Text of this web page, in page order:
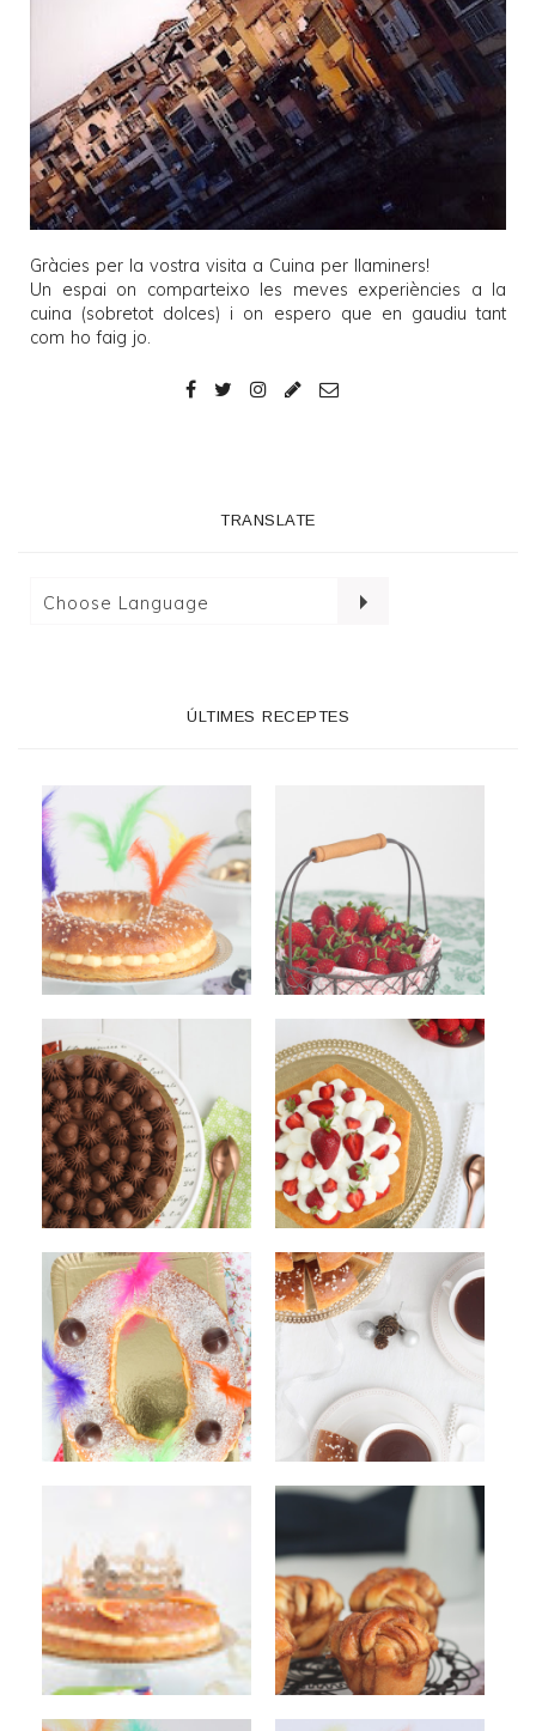
Gràcies per la vostra visita a Cuina per llaminers!
Un espai on comparteixo les meves experiències a la
cuina (sobretot dolces) i on espero que en gaudiu tant
com ho faig jo.
TRANSLATE
ÚLTIMES RECEPTES